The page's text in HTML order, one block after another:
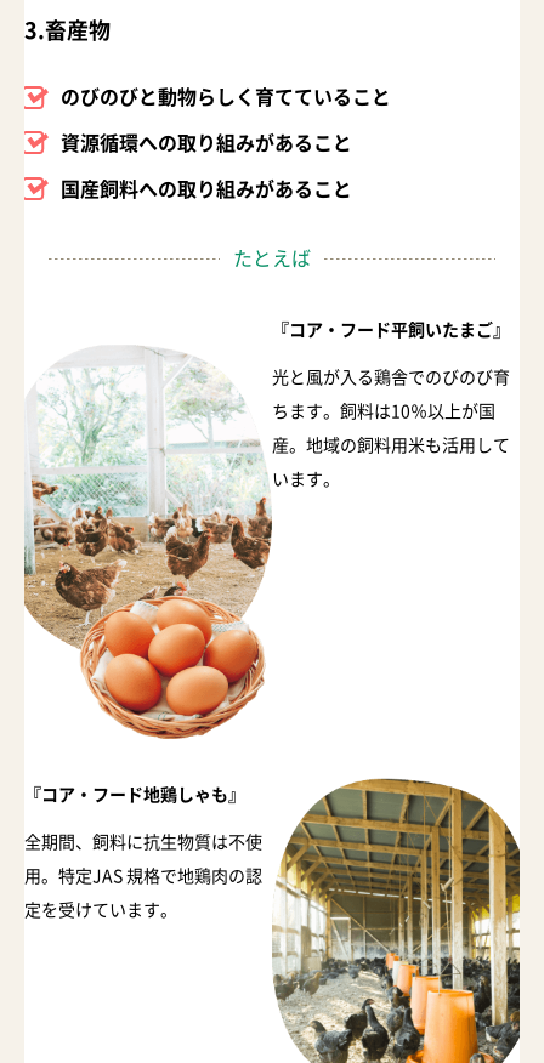
3.畜産物
のびのびと動物らしく育てていること
資源循環への取り組みがあること
国産飼料への取り組みがあること
たとえば
『コア・フード平飼いたまご』
光と風が入る鶏舎でのびのび育
ちます。飼料は10％以上が国
産。地域の飼料用米も活用して
います。
『コア・フード地鶏しゃも』
全期間、飼料に抗生物質は不使
用。特定JAS 規格で地鶏肉の認
定を受けています。